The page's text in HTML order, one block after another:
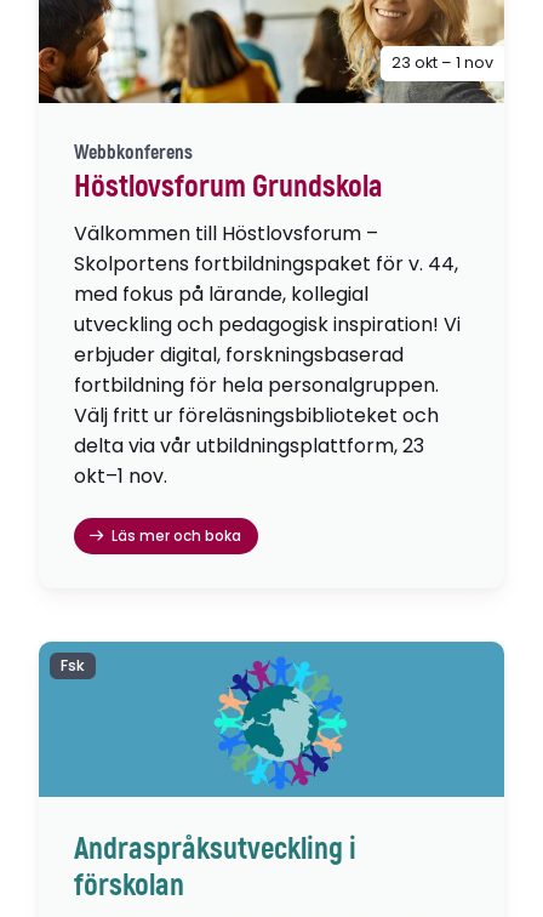
Webbkonferens
Höstlovsforum Grundskola
Välkommen till Höstlovsforum –
Skolportens fortbildningspaket för v. 44,
med fokus på lärande, kollegial
utveckling och pedagogisk inspiration! Vi
erbjuder digital, forskningsbaserad
fortbildning för hela personalgruppen.
Välj fritt ur föreläsningsbiblioteket och
delta via vår utbildningsplattform, 23
okt–1 nov.
Läs mer och boka
23 okt – 1 nov
Andraspråksutveckling i
förskolan
Fsk